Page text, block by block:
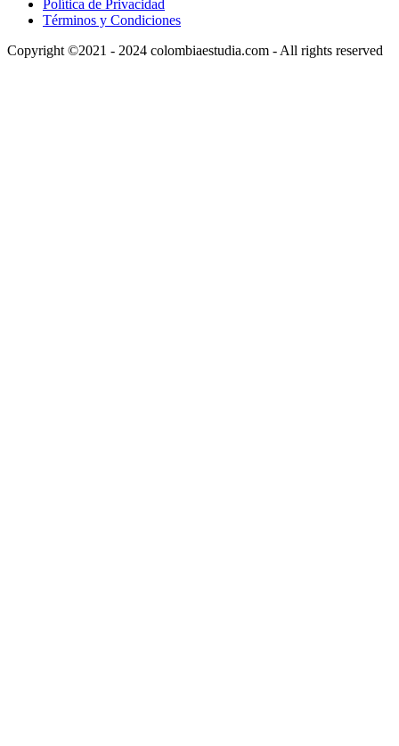
Política de Privacidad
Términos y Condiciones
Copyright ©2021 - 2024 colombiaestudia.com - All rights reserved